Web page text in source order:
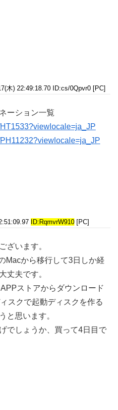
木) 22:49:18.70 ID:cs/0Qpvr0 [PC]
ーション一覧
ID:RqmvrW910 [PC]
ざいます。
Macから移行して3日しか経
丈夫です。
ストアからダウンロード
スクで起動ディスクを作る
と思います。
でしょうか、買って4日目で